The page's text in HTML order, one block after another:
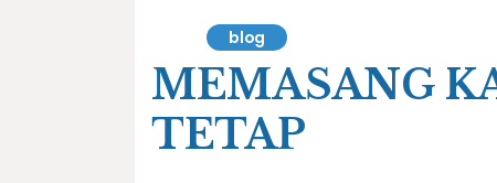
blog
MEMASANG
TETAP